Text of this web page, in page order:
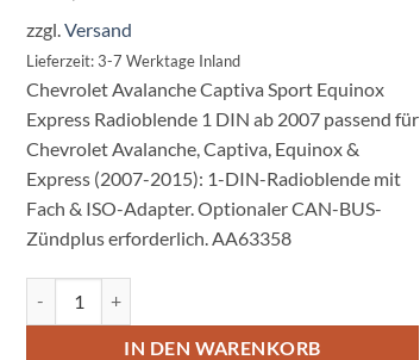
zzgl. Versand
Lieferzeit: 3-7 Werktage Inland
Chevrolet Avalanche Captiva Sport Equinox
Express Radioblende 1 DIN ab 2007 passend für
Chevrolet Avalanche, Captiva, Equinox &
Express (2007-2015): 1-DIN-Radioblende mit
Fach & ISO-Adapter. Optionaler CAN-BUS-
Zündplus erforderlich. AA63358
IN DEN WARENKORB